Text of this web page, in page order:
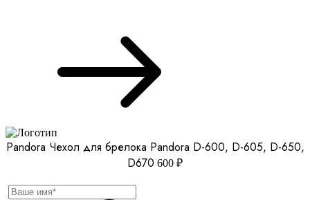
Pandora Чехол для брелока Pandora D-600, D-605, D-650,
D670 600 ₽